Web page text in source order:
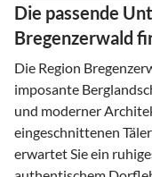
Die passende
Bregenzerwald
Die Region
imposante
und moderner
eingeschnittenen
erwartet Sie ein